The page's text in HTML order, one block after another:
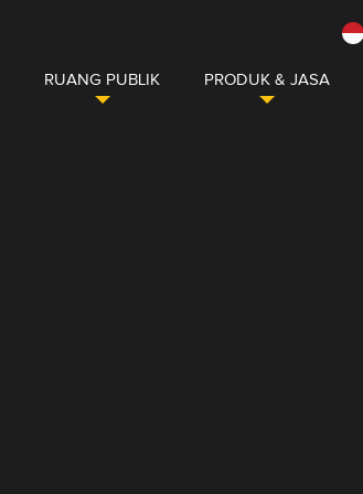
RUANG PUBLIK PRODUK & JASA